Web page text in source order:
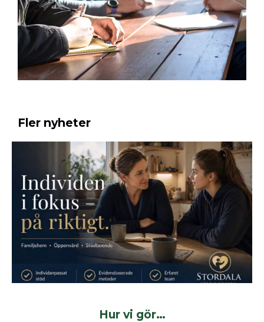
Fler nyheter
Hur vi gör…